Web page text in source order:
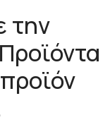
την